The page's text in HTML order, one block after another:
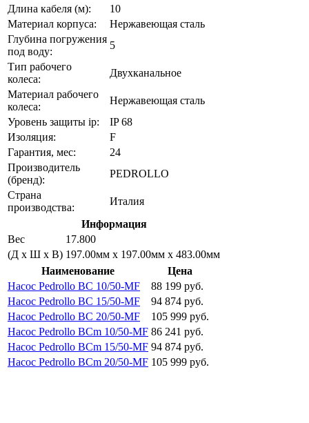
Длина кабеля (м):
10
Материал корпуса:
Нержавеющая сталь
Глубина погружения
под воду:
5
Тип рабочего
колеса:
Двухканальное
Материал рабочего
колеса:
Нержавеющая сталь
Уровень защиты ip:
IP 68
Изоляция:
F
Гарантия, мес:
24
Производитель
(бренд):
PEDROLLO
Страна
производства:
Италия
Информация
Вес
17.800
(Д х Ш х В) 197.00мм x 197.00мм x 483.00мм
Наименование
Цена
Насос Pedrollo BC 10/50-MF
88 199 руб.
Насос Pedrollo BC 15/50-MF
94 874 руб.
Насос Pedrollo BC 20/50-MF
105 999 руб.
Насос Pedrollo BCm 10/50-MF 86 241 руб.
Насос Pedrollo BCm 15/50-MF 94 874 руб.
Насос Pedrollo BCm 20/50-MF 105 999 руб.